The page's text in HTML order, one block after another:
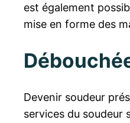
est également
mise en forme des
Devenir soudeur
services du soudeur